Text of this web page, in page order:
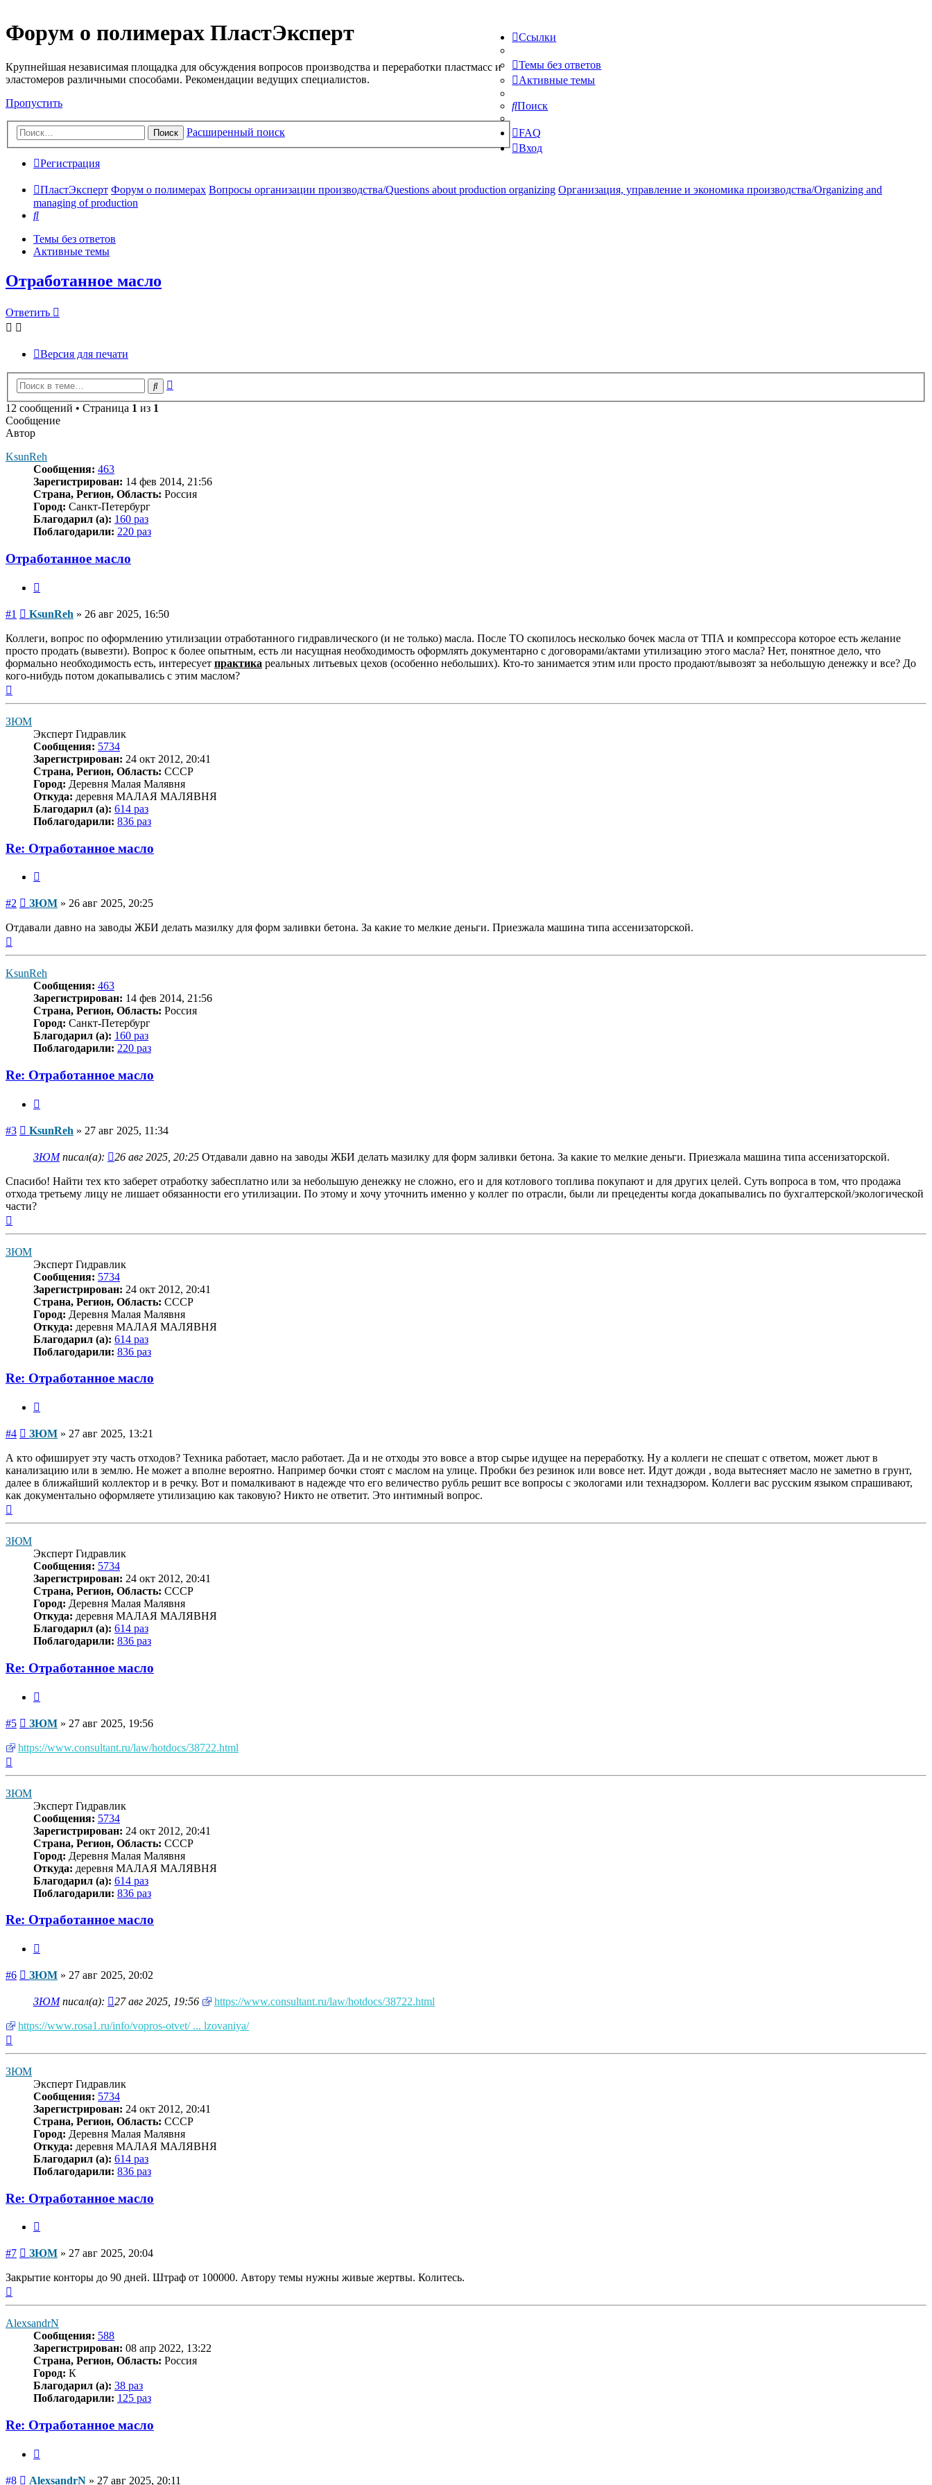
Форум о полимерах ПластЭксперт
Крупнейшая независимая площадка для обсуждения вопросов производства и переработки пластмасс и
эластомеров различными способами. Рекомендации ведущих специалистов.
Пропустить
Поиск Расширенный поиск
Ссылки
Темы без ответов
Активные темы
Поиск
FAQ
Вход
Регистрация
ПластЭксперт Форум о полимерах Вопросы организации производства/Questions about production organizing Организация, управление и экономика производства/Organizing and
managing of production
Поиск
Темы без ответов
Активные темы
Отработанное масло
Ответить
Версия для печати
Поиск
12 сообщений • Страница 1 из 1
Сообщение
Автор
KsunReh
Сообщения: 463
Зарегистрирован: 14 фев 2014, 21:56
Страна, Регион, Область: Россия
Город: Санкт-Петербург
Благодарил (а): 160 раз
Поблагодарили: 220 раз
Отработанное масло
#1 Сообщение
KsunReh » 26 авг 2025, 16:50
Коллеги, вопрос по оформлению утилизации отработанного гидравлического (и не только) масла. После ТО скопилось несколько бочек масла от ТПА и компрессора которое есть желание
просто продать (вывезти). Вопрос к более опытным, есть ли насущная необходимость оформлять документарно с договорами/актами утилизацию этого масла? Нет, понятное дело, что
формально необходимость есть, интересует практика реальных литьевых цехов (особенно небольших). Кто-то занимается этим или просто продают/вывозят за небольшую денежку и все? До
кого-нибудь потом докапывались с этим маслом?
ЗЮМ
Эксперт Гидравлик
Сообщения: 5734
Зарегистрирован: 24 окт 2012, 20:41
Страна, Регион, Область: СССР
Город: Деревня Малая Малявня
Откуда: деревня МАЛАЯ МАЛЯВНЯ
Благодарил (а): 614 раз
Поблагодарили: 836 раз
Re: Отработанное масло
#2 Сообщение
ЗЮМ » 26 авг 2025, 20:25
Отдавали давно на заводы ЖБИ делать мазилку для форм заливки бетона. За какие то мелкие деньги. Приезжала машина типа ассенизаторской.
KsunReh
Сообщения: 463
Зарегистрирован: 14 фев 2014, 21:56
Страна, Регион, Область: Россия
Город: Санкт-Петербург
Благодарил (а): 160 раз
Поблагодарили: 220 раз
Re: Отработанное масло
#3 Сообщение
KsunReh » 27 авг 2025, 11:34
ЗЮМписал(а): 26 авг 2025, 20:25 Отдавали давно на заводы ЖБИ делать мазилку для форм заливки бетона. За какие то мелкие деньги. Приезжала машина типа ассенизаторской.
Спасибо! Найти тех кто заберет отработку забесплатно или за небольшую денежку не сложно, его и для котлового топлива покупают и для других целей. Суть вопроса в том, что продажа
отхода третьему лицу не лишает обязанности его утилизации. По этому и хочу уточнить именно у коллег по отрасли, были ли прецеденты когда докапывались по бухгалтерской/экологической
части?
ЗЮМ
Эксперт Гидравлик
Сообщения: 5734
Зарегистрирован: 24 окт 2012, 20:41
Страна, Регион, Область: СССР
Город: Деревня Малая Малявня
Откуда: деревня МАЛАЯ МАЛЯВНЯ
Благодарил (а): 614 раз
Поблагодарили: 836 раз
Re: Отработанное масло
#4 Сообщение
ЗЮМ » 27 авг 2025, 13:21
А кто офиширует эту часть отходов? Техника работает, масло работает. Да и не отходы это вовсе а втор сырье идущее на переработку. Ну а коллеги не спешат с ответом, может льют в
канализацию или в землю. Не может а вполне вероятно. Например бочки стоят с маслом на улице. Пробки без резинок или вовсе нет. Идут дожди , вода вытесняет масло не заметно в грунт,
далее в ближайший коллектор и в речку. Вот и помалкивают в надежде что его величество рубль решит все вопросы с экологами или технадзором. Коллеги вас русским языком спрашивают,
как документально оформляете утилизацию как таковую? Никто не ответит. Это интимный вопрос.
ЗЮМ
Эксперт Гидравлик
Сообщения: 5734
Зарегистрирован: 24 окт 2012, 20:41
Страна, Регион, Область: СССР
Город: Деревня Малая Малявня
Откуда: деревня МАЛАЯ МАЛЯВНЯ
Благодарил (а): 614 раз
Поблагодарили: 836 раз
Re: Отработанное масло
#5 Сообщение
ЗЮМ » 27 авг 2025, 19:56
https://www.consultant.ru/law/hotdocs/38722.html
ЗЮМ
Эксперт Гидравлик
Сообщения: 5734
Зарегистрирован: 24 окт 2012, 20:41
Страна, Регион, Область: СССР
Город: Деревня Малая Малявня
Откуда: деревня МАЛАЯ МАЛЯВНЯ
Благодарил (а): 614 раз
Поблагодарили: 836 раз
Re: Отработанное масло
#6 Сообщение
ЗЮМ » 27 авг 2025, 20:02
ЗЮМписал(а): 27 авг 2025, 19:56 https://www.consultant.ru/law/hotdocs/38722.html
https://www.rosa1.ru/info/vopros-otvet/ ... lzovaniya/
ЗЮМ
Эксперт Гидравлик
Сообщения: 5734
Зарегистрирован: 24 окт 2012, 20:41
Страна, Регион, Область: СССР
Город: Деревня Малая Малявня
Откуда: деревня МАЛАЯ МАЛЯВНЯ
Благодарил (а): 614 раз
Поблагодарили: 836 раз
Re: Отработанное масло
#7 Сообщение
ЗЮМ » 27 авг 2025, 20:04
Закрытие конторы до 90 дней. Штраф от 100000. Автору темы нужны живые жертвы. Колитесь.
к
AlexsandrN
Сообщения: 588
Зарегистрирован: 08 апр 2022, 13:22
Страна, Регион, Область: Россия
Город: К
Благодарил (а): 38 раз
Поблагодарили: 125 раз
Re: Отработанное масло
#8 Сообщение
AlexsandrN » 27 авг 2025, 20:11